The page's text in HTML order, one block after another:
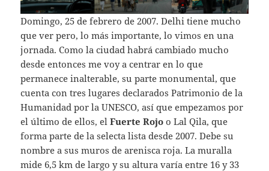
Domingo, 25 de febrero de 2007. Delhi tiene mucho
que ver pero, lo más importante, lo vimos en una
jornada. Como la ciudad habrá cambiado mucho
desde entonces me voy a centrar en lo que
permanece inalterable, su parte monumental, que
cuenta con tres lugares declarados Patrimonio de la
Humanidad por la UNESCO, así que empezamos por
el último de ellos, elFuerte Rojo o Lal Qila, que
forma parte de la selecta lista desde 2007. Debe su
nombre a sus muros de arenisca roja. La muralla
mide 6,5 km de largo y su altura varía entre 16 y 33